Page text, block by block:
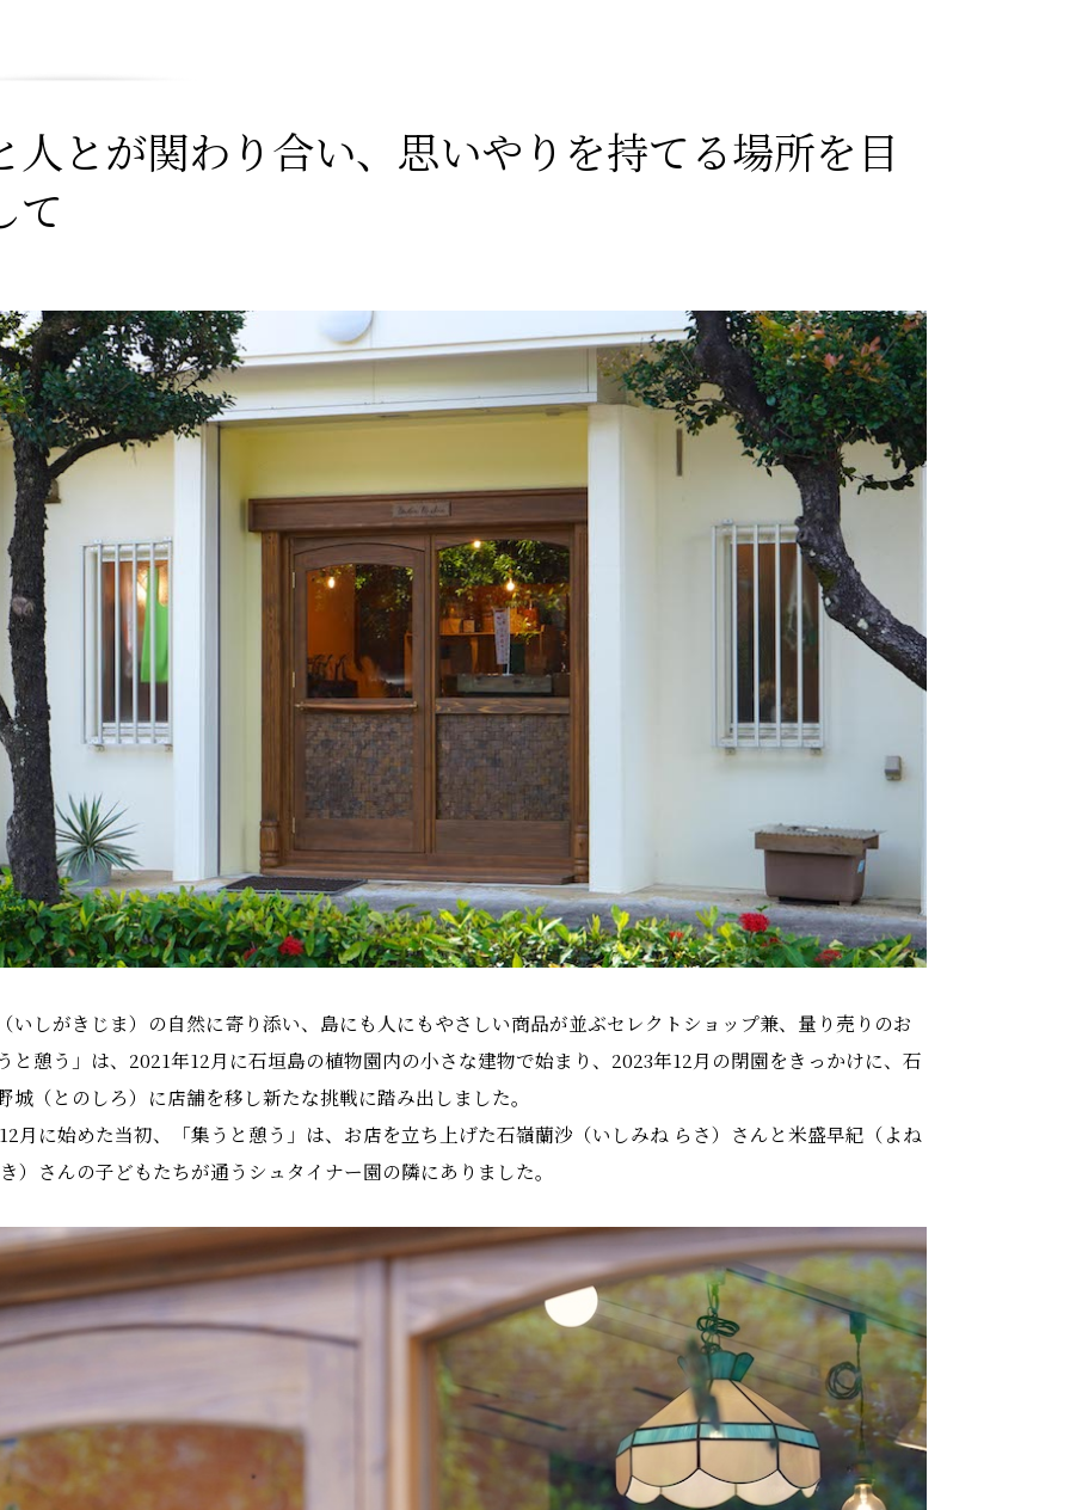
人とが関わり合い、思いやりを持てる場所を目
て
いしがきじま）の自然に寄り添い、島にも人にもやさしい商品が並ぶセレクトショップ兼、量り売りのお
と憩う」は、2021年12月に石垣島の植物園内の小さな建物で始まり、2023年12月の閉園をきっかけに、石
城（とのしろ）に店舗を移し新たな挑戦に踏み出しました。
月に始めた当初、「集うと憩う」は、お店を立ち上げた石嶺蘭沙（いしみね らさ）さんと米盛早紀（よね
）さんの子どもたちが通うシュタイナー園の隣にありました。